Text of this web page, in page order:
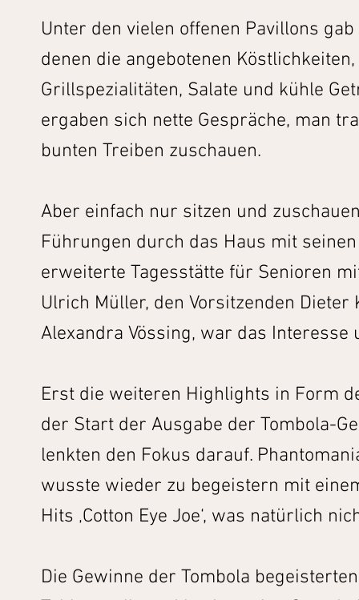
Unter den vielen offenen Pavillons
denen die angebotenen
Grillspezialitäten, Salate und kühle
ergaben sich nette Gespräche, man
bunten Treiben zuschauen.
Aber einfach nur sitzen und
Führungen durch das Haus mit
erweiterte Tagesstätte für Senioren
Ulrich Müller, den Vorsitzenden
Alexandra Vössing, war das
Erst die weiteren Highlights in Form
der Start der Ausgabe der Tombola-
lenkten den Fokus darauf.
wusste wieder zu begeistern mit
Hits ‚Cotton Eye Joe‘, was natürlich
Die Gewinne der Tombola